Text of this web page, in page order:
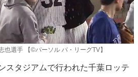
也選手 【©パーソル パ・リーグTV】
スタジアムで行われた千葉ロッテ